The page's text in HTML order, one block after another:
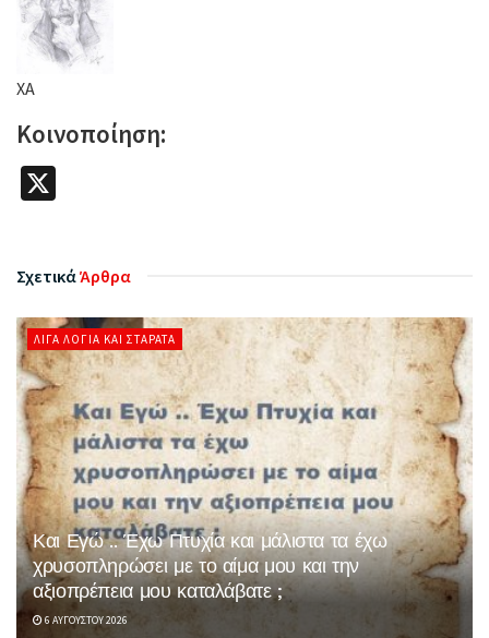
XA
Κοινοποίηση:
ΣχετικάΆρθρα
ΛΊΓΑ ΛΌΓΙΑ ΚΑΙ ΣΤΑΡΆΤΑ
Και Εγώ .. Έχω Πτυχία και μάλιστα τα έχω
χρυσοπληρώσει με το αίμα μου και την
αξιοπρέπεια μου καταλάβατε ;
6 ΑΥΓΟΎΣΤΟΥ 2026